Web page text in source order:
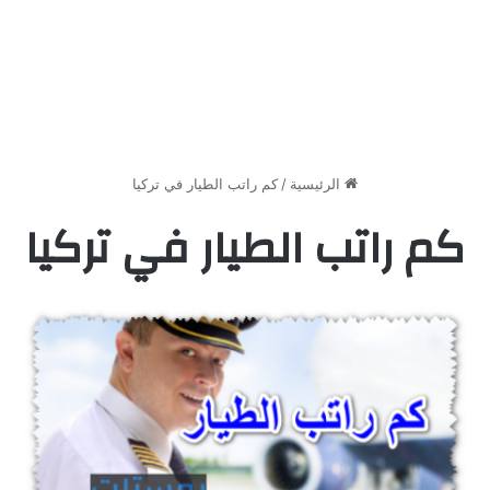
الرئيسية / كم راتب الطيار في تركيا
كم راتب الطيار في تركيا